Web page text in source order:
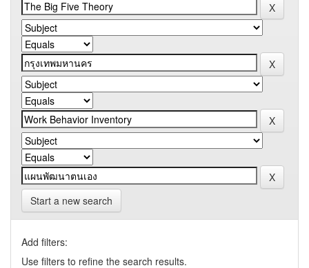
Start a new search
Add filters:
Use filters to refine the search results.